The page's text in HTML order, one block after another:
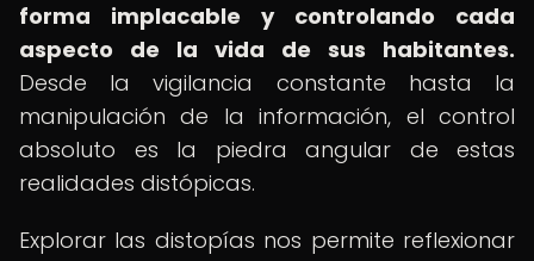
forma implacable y controlando cada
aspecto de la vida de sus habitantes.
Desde la vigilancia constante hasta la
manipulación de la información, el control
absoluto es la piedra angular de estas
realidades distópicas.
Explorar las distopías nos permite reflexionar